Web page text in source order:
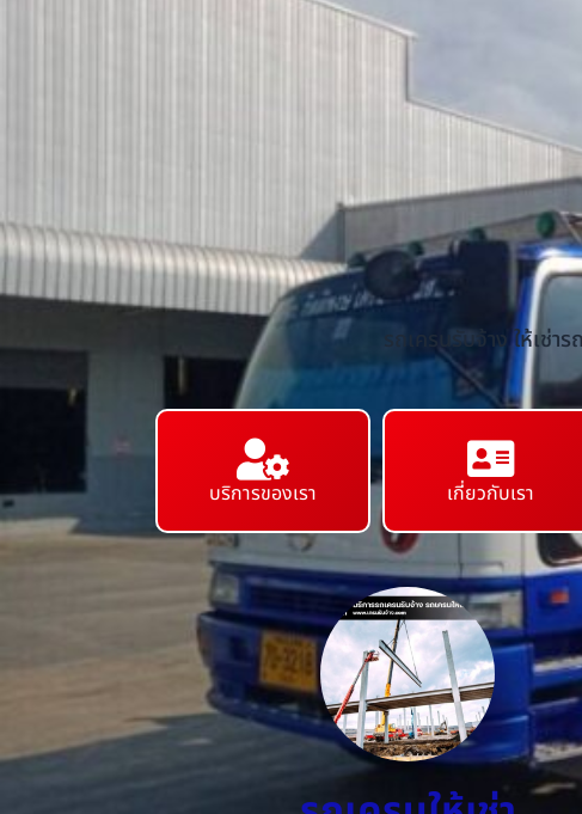
รถเครนรับจ้าง ให้เ
บริการของเรา เกี่ยวกับเรา